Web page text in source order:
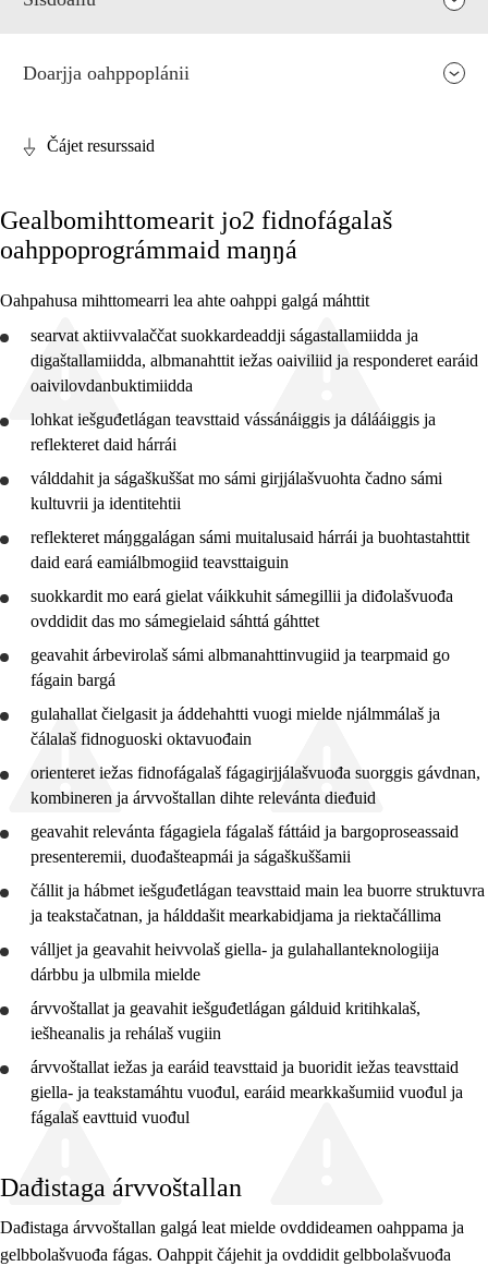
Guovddášelemeanttat
Fágaidrasttideaddji fáttát
Vuođđogálggat
2. ceahkki
4. ceahkki
7. ceahkki
10. ceahkki
Jo2 FO
Jo2 SO
Jo3 SO
Doarjja oahppoplánii
Čájet resurssaid
Gealbomihttomearit jo2 fidnofágalaš
oahppoprográmmaid maŋŋá
Oahpahusa mihttomearri lea ahte oahppi galgá máhttit
searvat aktiivvalaččat suokkardeaddji ságastallamiidda ja
digaštallamiidda, albmanahttit iežas oaiviliid ja responderet earáid
oaivilovdanbuktimiidda
lohkat iešguđetlágan teavsttaid vássánáiggis ja dálááiggis ja
reflekteret daid hárrái
válddahit ja ságaškuššat mo sámi girjjálašvuohta čadno sámi
kultuvrii ja identitehtii
reflekteret máŋggalágan sámi muitalusaid hárrái ja buohtastahttit
daid eará eamiálbmogiid teavsttaiguin
suokkardit mo eará gielat váikkuhit sámegillii ja diđolašvuođa
ovddidit das mo sámegielaid sáhttá gáhttet
geavahit árbevirolaš sámi albmanahttinvugiid ja tearpmaid go
fágain bargá
gulahallat čielgasit ja áddehahtti vuogi mielde njálmmálaš ja
čálalaš fidnoguoski oktavuođain
orienteret iežas fidnofágalaš fágagirjjálašvuođa suorggis gávdnan,
kombineren ja árvvoštallan dihte relevánta dieđuid
geavahit relevánta fágagiela fágalaš fáttáid ja bargoproseassaid
presenteremii, duođašteapmái ja ságaškuššamii
čállit ja hábmet iešguđetlágan teavsttaid main lea buorre struktuvra
ja teakstačatnan, ja hálddašit mearkabidjama ja riektačállima
válljet ja geavahit heivvolaš giella- ja gulahallanteknologiija
dárbbu ja ulbmila mielde
árvvoštallat ja geavahit iešguđetlágan gálduid kritihkalaš,
iešheanalis ja rehálaš vugiin
árvvoštallat iežas ja earáid teavsttaid ja buoridit iežas teavsttaid
giella- ja teakstamáhtu vuođul, earáid mearkkašumiid vuođul ja
fágalaš eavttuid vuođul
Dađistaga árvvoštallan
Dađistaga árvvoštallan galgá leat mielde ovddideamen oahppama ja
gelbbolašvuođa fágas. Oahppit čájehit ja ovddidit gelbbolašvuođa